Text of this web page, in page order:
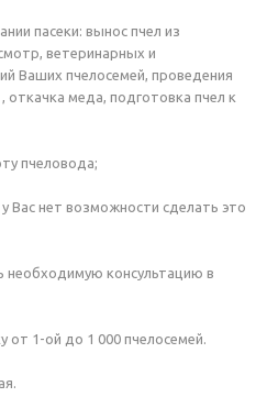
пасеки: вынос пчел из
ветеринарных и
Ваших пчелосемей, проведения
меда, подготовка пчел к
пчеловода;
Вас нет возможности сделать это
необходимую консультацию в
от 1-ой до 1 000 пчелосемей.